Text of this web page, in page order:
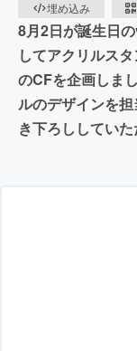
埋め込み
8月2日が誕生日
してアクリルス
のCFを企画しま
ルのデザインを
き下ろししていた